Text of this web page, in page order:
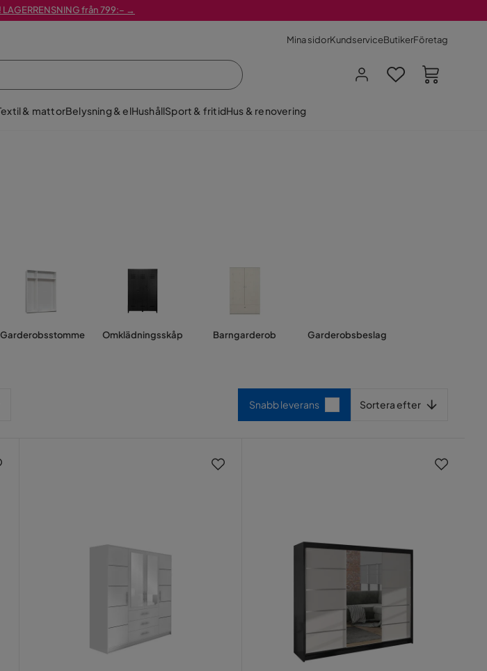
från 799:– →
Mina sidorKundserviceButikerFöretag
& mattorBelysning & elHushållSport & fritidHus & renovering
Garderobsstomme Omklädningsskåp Barngarderob Garderobsbeslag
Snabb leverans Sortera efter